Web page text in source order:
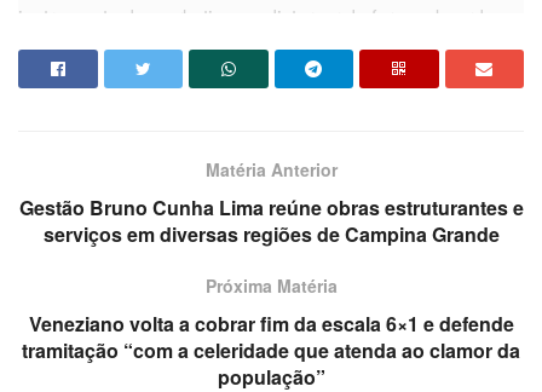
instrumento de marketing ao distorcer de forma absurda a
realidade das ruas.
todo a cadeia de jornalismo e publicidade.
Chegou a hora de nossa Justiça Eleitoral fazer valer as
regras do jogo democrático e punir quem não zela pelo
seu ofício, proibindo a publicação das pesquisas fakes do
responsáveis e aplicando multas pesadas pra coibir
práticas danosas.
Matéria Anterior
Gestão Bruno Cunha Lima reúne obras estruturantes e
serviços em diversas regiões de Campina Grande
Próxima Matéria
Veneziano volta a cobrar fim da escala 6×1 e defende
tramitação “com a celeridade que atenda ao clamor da
população”